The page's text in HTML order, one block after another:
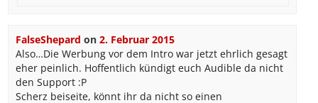
FalseShepard on 2. Februar 2015
Also…Die Werbung vor dem Intro war jetzt ehrlich gesagt
eher peinlich. Hoffentlich kündigt euch Audible da nicht
den Support :P
Scherz beiseite, könnt ihr da nicht so einen